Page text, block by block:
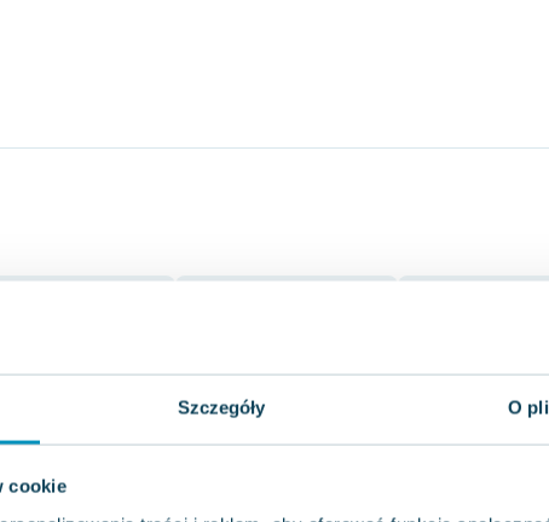
Szczegóły O
cookie